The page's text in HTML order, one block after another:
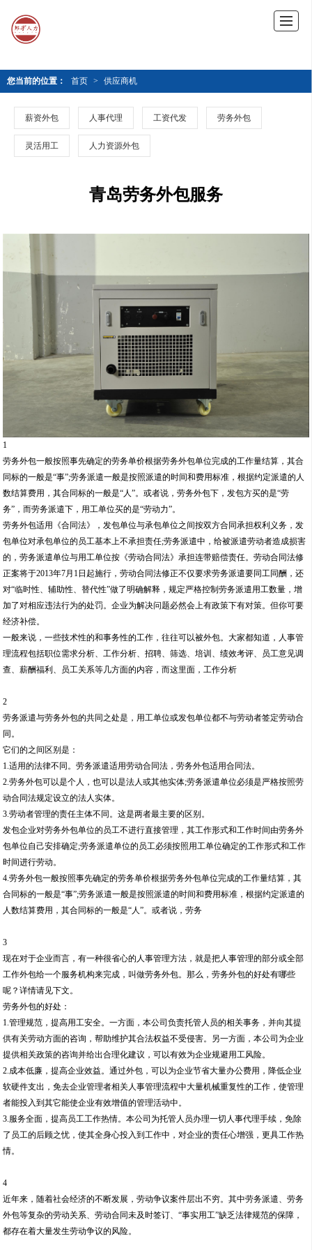
您当前的位置： 首页 > 供应商机
薪资外包 人事代理 工资代发 劳务外包
灵活用工 人力资源外包
青岛劳务外包服务
1
劳务外包一般按照事先确定的劳务单价根据劳务外包单位完成的工作量结算，其合
同标的一般是“事”;劳务派遣一般是按照派遣的时间和费用标准，根据约定派遣的人
数结算费用，其合同标的一般是“人”。或者说，劳务外包下，发包方买的是“劳
务”，而劳务派遣下，用工单位买的是“劳动力”。
劳务外包适用《合同法》，发包单位与承包单位之间按双方合同承担权利义务，发
包单位对承包单位的员工基本上不承担责任;劳务派遣中，给被派遣劳动者造成损害
的，劳务派遣单位与用工单位按《劳动合同法》承担连带赔偿责任。劳动合同法修
正案将于2013年7月1日起施行，劳动合同法修正不仅要求劳务派遣要同工同酬，还
对“临时性、辅助性、替代性”做了明确解释，规定严格控制劳务派遣用工数量，增
加了对相应违法行为的处罚。企业为解决问题必然会上有政策下有对策。但你可要
经济补偿。
一般来说，一些技术性的和事务性的工作，往往可以被外包。大家都知道，人事管
理流程包括职位需求分析、工作分析、招聘、筛选、培训、绩效考评、员工意见调
查、薪酬福利、员工关系等几方面的内容，而这里面，工作分析
2
劳务派遣与劳务外包的共同之处是，用工单位或发包单位都不与劳动者签定劳动合
同。
它们的之间区别是：
1.适用的法律不同。劳务派遣适用劳动合同法，劳务外包适用合同法。
2.劳务外包可以是个人，也可以是法人或其他实体;劳务派遣单位必须是严格按照劳
动合同法规定设立的法人实体。
3.劳动者管理的责任主体不同。这是两者最主要的区别。
发包企业对劳务外包单位的员工不进行直接管理，其工作形式和工作时间由劳务外
包单位自己安排确定;劳务派遣单位的员工必须按照用工单位确定的工作形式和工作
时间进行劳动。
4.劳务外包一般按照事先确定的劳务单价根据劳务外包单位完成的工作量结算，其
合同标的一般是“事”;劳务派遣一般是按照派遣的时间和费用标准，根据约定派遣的
人数结算费用，其合同标的一般是“人”。或者说，劳务
3
现在对于企业而言，有一种很省心的人事管理方法，就是把人事管理的部分或全部
工作外包给一个服务机构来完成，叫做劳务外包。那么，劳务外包的好处有哪些
呢？详情请见下文。
劳务外包的好处：
1.管理规范，提高用工安全。一方面，本公司负责托管人员的相关事务，并向其提
供有关劳动方面的咨询，帮助维护其合法权益不受侵害。另一方面，本公司为企业
提供相关政策的咨询并给出合理化建议，可以有效为企业规避用工风险。
2.成本低廉，提高企业效益。通过外包，可以为企业节省大量办公费用，降低企业
软硬件支出，免去企业管理者相关人事管理流程中大量机械重复性的工作，使管理
者能投入到其它能使企业有效增值的管理活动中。
3.服务全面，提高员工工作热情。本公司为托管人员办理一切人事代理手续，免除
了员工的后顾之忧，使其全身心投入到工作中，对企业的责任心增强，更具工作热
情。
4
近年来，随着社会经济的不断发展，劳动争议案件层出不穷。其中劳务派遣、劳务
外包等复杂的劳动关系、劳动合同未及时签订、“事实用工”缺乏法律规范的保障，
都存在着大量发生劳动争议的风险。